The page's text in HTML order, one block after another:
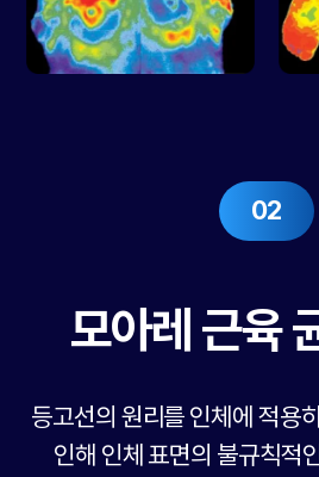
02
모아레 근육
등고선의 원리를 인체에 적용
인해 인체 표면의 불규칙적